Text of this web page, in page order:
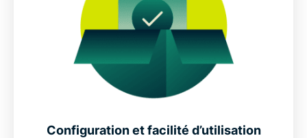
Configuration et facilité d’utilisation